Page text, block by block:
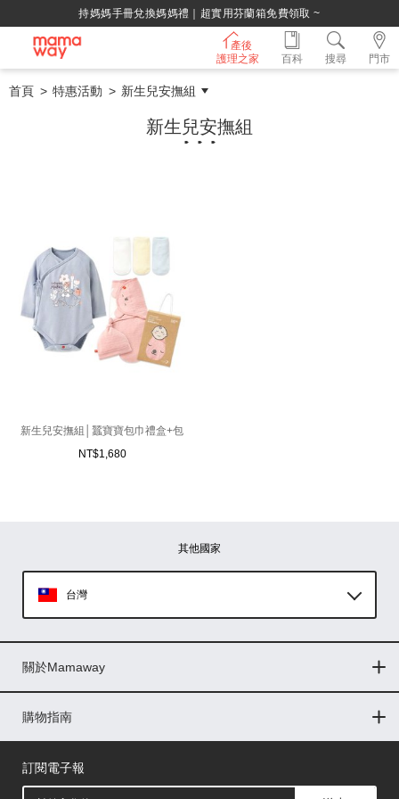
持媽媽手冊兌換媽媽禮｜超實用芬蘭箱免費領取 ~
產後
護理之家
門市
百科 搜尋
首頁 特惠活動 新生兒安撫組
新生兒安撫組
新生兒安撫組│蠶寶寶包巾禮盒+包
屁衣+襪子
NT$1,680
其他國家
台灣
印尼
菲律賓
馬來西亞
關於Mamaway
門市據點
最新消息
品牌故事
人力招募
媒體花絮
隱私權聲明
CSR企業社會責任
購物指南
購物常見問題
退換貨問題
儲值金使用條款
購買儲值金
發票問題
會員權益
線上留言
吸乳器-免費體驗
訂閱電子報